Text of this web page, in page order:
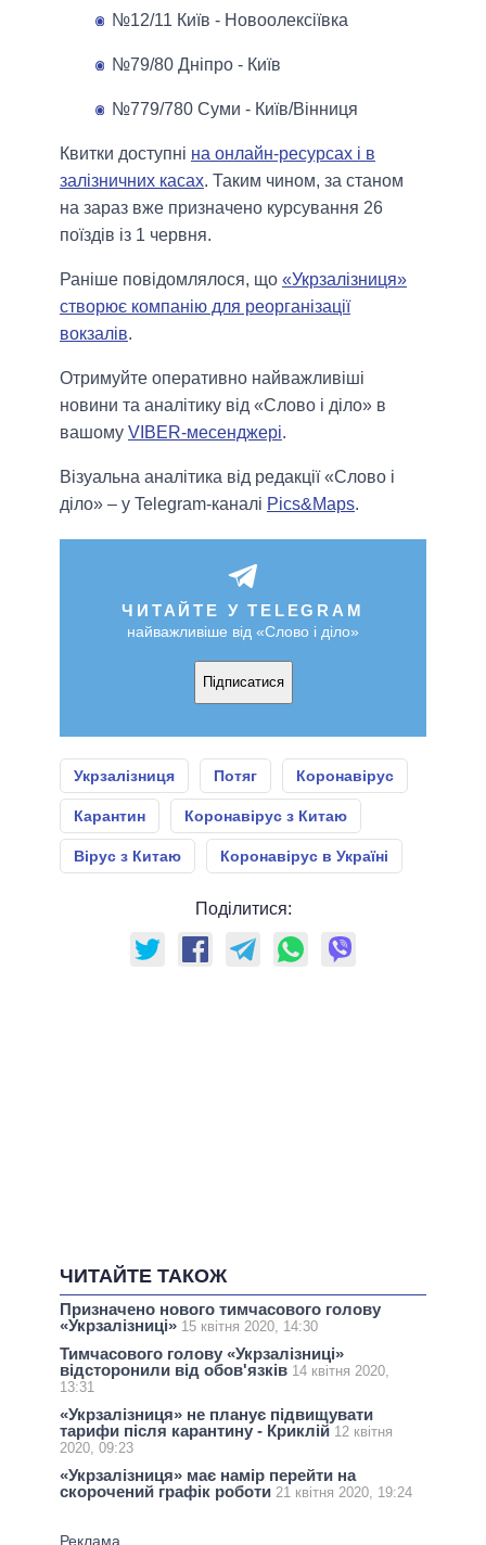
№12/11 Київ - Новоолексіївка
№79/80 Дніпро - Київ
№779/780 Суми - Київ/Вінниця
Квитки доступні на онлайн-ресурсах і в
залізничних касах. Таким чином, за станом
на зараз вже призначено курсування 26
поїздів із 1 червня.
Раніше повідомлялося, що «Укрзалізниця»
створює компанію для реорганізації
вокзалів.
Отримуйте оперативно найважливіші
новини та аналітику від «Слово і діло» в
вашому VIBER-месенджері.
Візуальна аналітика від редакції «Слово і
діло» – у Telegram-каналі Pics&Maps.
ЧИТАЙТЕ У TELEGRAM
найважливіше від «Слово і діло»
Підписатися
Укрзалізниця Потяг Коронавірус
Карантин Коронавірус з Китаю
Вірус з Китаю Коронавірус в Україні
Поділитися:
ЧИТАЙТЕ ТАКОЖ
Призначено нового тимчасового голову
«Укрзалізниці» 15 квітня 2020, 14:30
Тимчасового голову «Укрзалізниці»
відсторонили від обов'язків 14 квітня 2020,
13:31
«Укрзалізниця» не планує підвищувати
тарифи після карантину - Криклій 12 квітня
2020, 09:23
«Укрзалізниця» має намір перейти на
скорочений графік роботи 21 квітня 2020, 19:24